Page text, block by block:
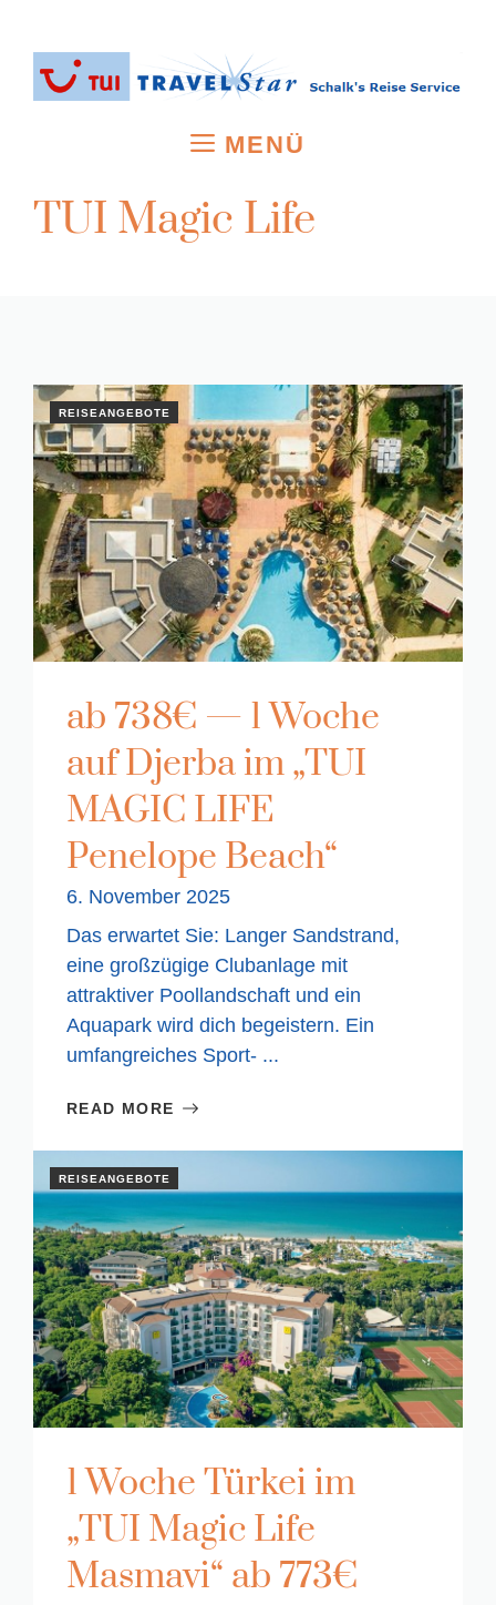
Inhalt
springen
MENÜ
TUI Magic Life
REISEANGEBOTE
ab 738€ — 1 Woche
auf Djerba im „TUI
MAGIC LIFE
Penelope Beach“
6. November 2025
Das erwartet Sie: Langer Sandstrand,
eine großzügige Clubanlage mit
attraktiver Poollandschaft und ein
Aquapark wird dich begeistern. Ein
umfangreiches Sport- ...
READ MORE
REISEANGEBOTE
1 Woche Türkei im
„TUI Magic Life
Masmavi“ ab 773€